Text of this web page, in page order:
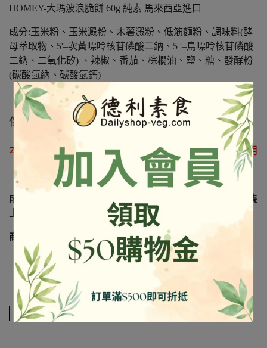
HOMEY-大瑪波浪脆餅 60g 純素 馬來西亞進口
成分:玉米粉、玉米澱粉、木薯澱粉、低筋麵粉、調味料(酵
母萃取物、5'–次黃嘌呤核苷磷酸二鈉、5 '–鳥嘌呤核苷磷酸
二鈉、二氧化矽) 、辣椒、番茄、棕櫚油、鹽、糖、發酵粉
(碳酸氫納、碳酸氫鈣)
保存方法 常溫保存,避免陽光直射
本產品含大豆及其製品不適合對其過敏體質者食用
成份及營養標示如圖所示，若與圖片有差異時，以實際包裝
商品照.文字出自官網
相關商品